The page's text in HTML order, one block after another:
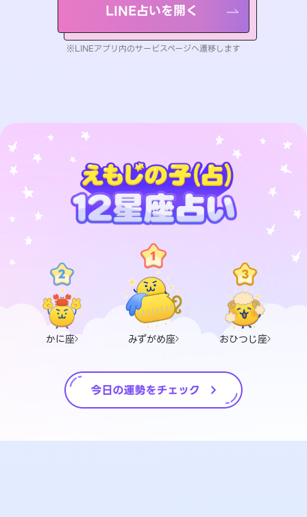
LINE占いを開く
※LINEアプリ内のサービスページへ遷移します
かに座 みずがめ座 おひつじ座